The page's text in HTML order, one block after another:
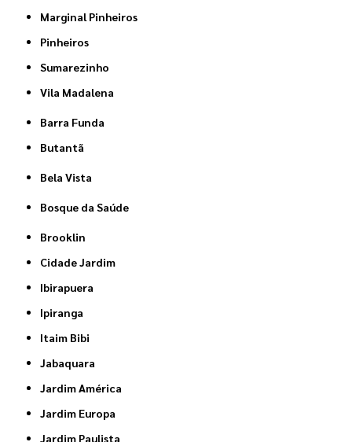
Marginal Pinheiros
Pinheiros
Sumarezinho
Vila Madalena
Barra Funda
Butantã
Bela Vista
Bosque da Saúde
Brooklin
Cidade Jardim
Ibirapuera
Ipiranga
Itaim Bibi
Jabaquara
Jardim América
Jardim Europa
Jardim Paulista